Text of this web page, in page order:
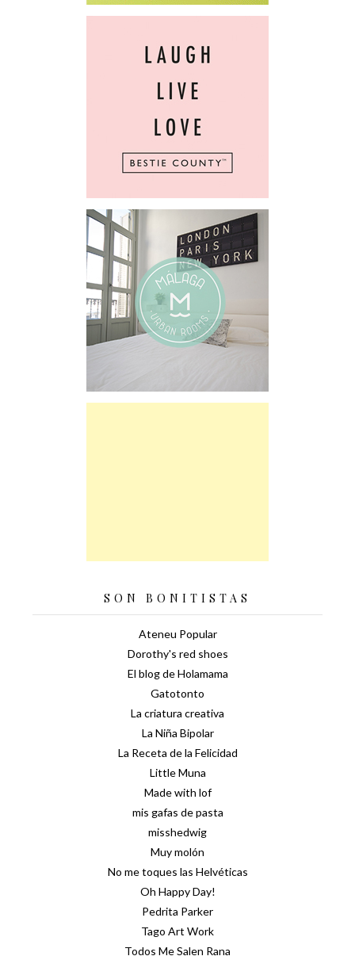
SON BONITISTAS
Ateneu Popular
Dorothy's red shoes
El blog de Holamama
Gatotonto
La criatura creativa
La Niña Bipolar
La Receta de la Felicidad
Little Muna
Made with lof
mis gafas de pasta
misshedwig
Muy molón
No me toques las Helvéticas
Oh Happy Day!
Pedrita Parker
Tago Art Work
Todos Me Salen Rana